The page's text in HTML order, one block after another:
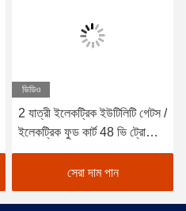
ভিডিও
2 যাত্রী ইলেকট্রিক ইউটিলিটি গেটস /
ইলেকট্রিক ফুড কার্ট 48 ভি ট্রোজান
ব্যাটারীর সাথে
সেরা দাম পান